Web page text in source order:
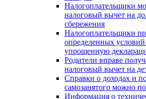
Налогоплательщики
налоговый вычет на
сбережения
Налогоплательщики
определенных
упрощенную
Родители вправе
налоговый вычет на
Справки о доходах и
самозанятого можно
Информация о